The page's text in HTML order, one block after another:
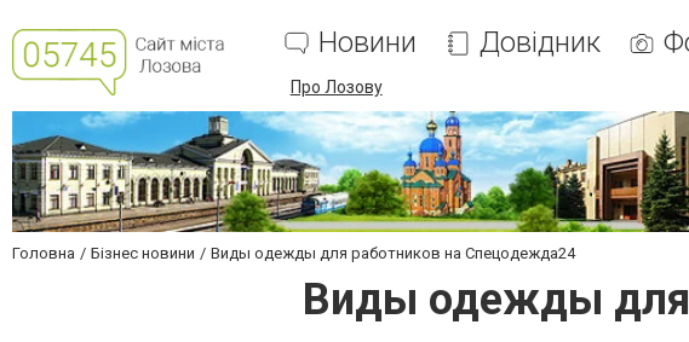
Новини Довідник
Про Лозову
Головна Бізнес новини Виды одежды для работников на Спецодежда24
Виды одежды для